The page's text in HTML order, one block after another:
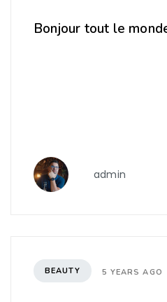
Bonjour tout le
admin
BEAUTY 5 YEARS AGO